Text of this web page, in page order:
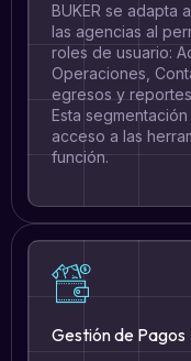
BUKER se adapta
las agencias al
roles de usuario:
Operaciones,
egresos y
Esta
acceso a las
función.
Gestión de Pagos